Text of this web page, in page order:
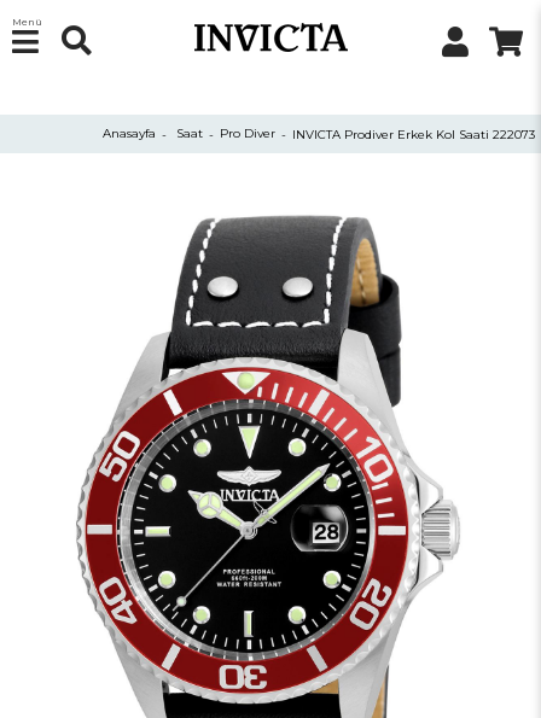
Menü
Anasayfa Saat Pro Diver INVICTA Prodiver Erkek Kol Saati 222073